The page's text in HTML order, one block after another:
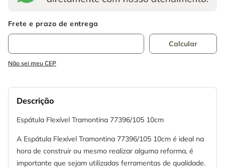
Não sei meu CEP
Descrição
Espátula Flexível Tramontina 77396/105 10cm
A Espátula Flexível Tramontina 77396/105 10cm é ideal na
hora de construir ou mesmo realizar alguma reforma, é
importante que sejam utilizadas ferramentas de qualidade.